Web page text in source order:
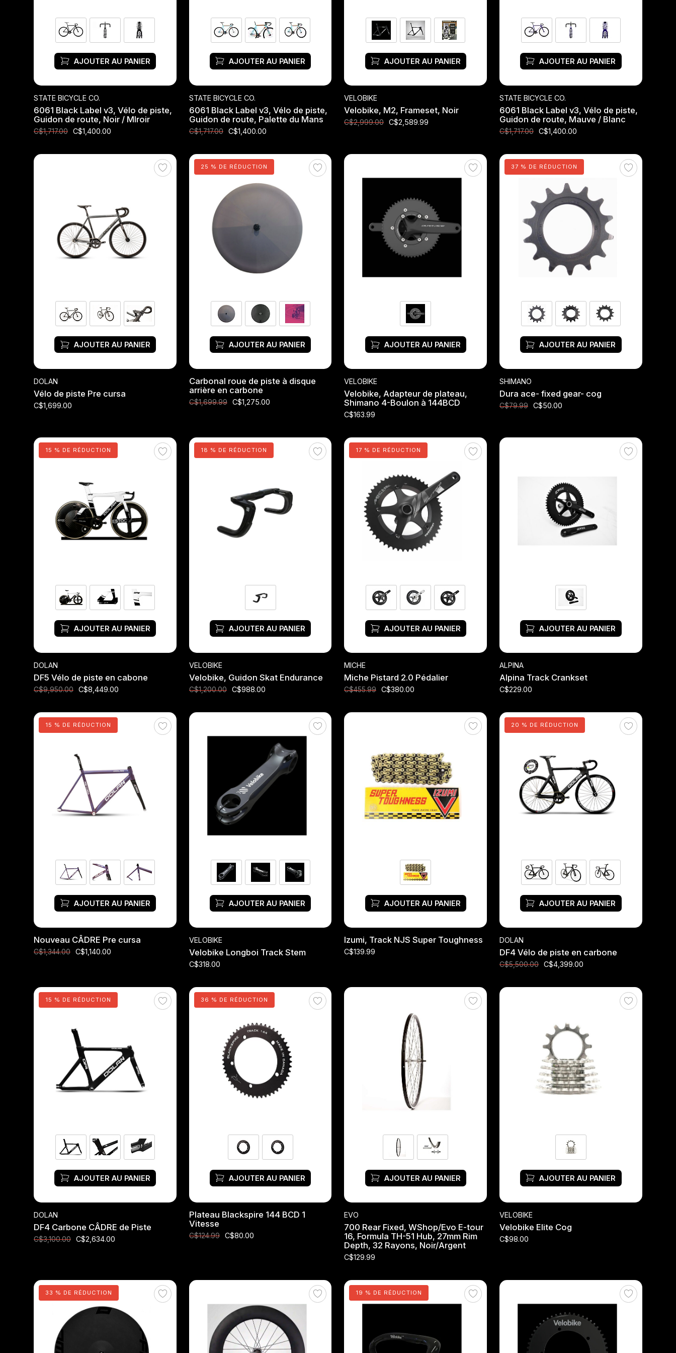
AJOUTER AU PANIER
STATE BICYCLE CO.
6061 Black Label v3, Vélo de piste,
Guidon de route, Noir / MIroir
C$1,717.00 C$1,400.00
AJOUTER AU PANIER
STATE BICYCLE CO.
6061 Black Label v3, Vélo de piste,
Guidon de route, Palette du Mans
C$1,717.00 C$1,400.00
AJOUTER AU PANIER
VELOBIKE
Velobike, M2, Frameset, Noir
C$2,999.00 C$2,589.99
AJOUTER AU PANIER
STATE BICYCLE CO.
6061 Black Label v3, Vélo de piste,
Guidon de route, Mauve / Blanc
C$1,717.00 C$1,400.00
AJOUTER AU PANIER
DOLAN
Vélo de piste Pre cursa
C$1,699.00
25 % DE RÉDUCTION
AJOUTER AU PANIER
Carbonal roue de piste à disque
arrière en carbone
C$1,699.99 C$1,275.00
AJOUTER AU PANIER
VELOBIKE
Velobike, Adapteur de plateau,
Shimano 4-Boulon à 144BCD
C$163.99
37 % DE RÉDUCTION
AJOUTER AU PANIER
SHIMANO
Dura ace- fixed gear- cog
C$79.99 C$50.00
15 % DE RÉDUCTION
AJOUTER AU PANIER
DOLAN
DF5 Vélo de piste en cabone
C$9,950.00 C$8,449.00
18 % DE RÉDUCTION
AJOUTER AU PANIER
VELOBIKE
Velobike, Guidon Skat Endurance
C$1,200.00 C$988.00
17 % DE RÉDUCTION
AJOUTER AU PANIER
MICHE
Miche Pistard 2.0 Pédalier
C$455.99 C$380.00
AJOUTER AU PANIER
ALPINA
Alpina Track Crankset
C$229.00
15 % DE RÉDUCTION
AJOUTER AU PANIER
Nouveau CÂDRE Pre cursa
C$1,344.00 C$1,140.00
AJOUTER AU PANIER
VELOBIKE
Velobike Longboi Track Stem
C$318.00
AJOUTER AU PANIER
Izumi, Track NJS Super Toughness
C$139.99
20 % DE RÉDUCTION
AJOUTER AU PANIER
DOLAN
DF4 Vélo de piste en carbone
C$5,500.00 C$4,399.00
15 % DE RÉDUCTION
AJOUTER AU PANIER
DOLAN
DF4 Carbone CÂDRE de Piste
C$3,100.00 C$2,634.00
36 % DE RÉDUCTION
AJOUTER AU PANIER
Plateau Blackspire 144 BCD 1
Vitesse
C$124.99 C$80.00
AJOUTER AU PANIER
EVO
700 Rear Fixed, WShop/Evo E-tour
16, Formula TH-51 Hub, 27mm Rim
Depth, 32 Rayons, Noir/Argent
C$129.99
AJOUTER AU PANIER
VELOBIKE
Velobike Elite Cog
C$98.00
33 % DE RÉDUCTION 19 % DE RÉDUCTION
Jeux de direction